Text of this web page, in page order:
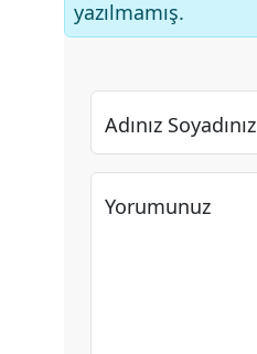
yazılmamış.
Adınız Soyadınız
Yorumunuz